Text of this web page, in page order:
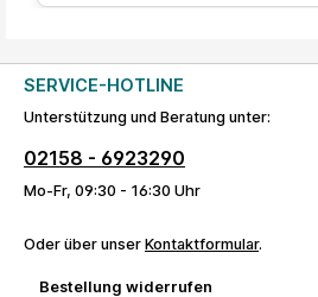
SERVICE-HOTLINE
Unterstützung und Beratung unter:
02158 - 6923290
Mo-Fr, 09:30 - 16:30 Uhr
Oder über unser Kontaktformular.
Bestellung widerrufen